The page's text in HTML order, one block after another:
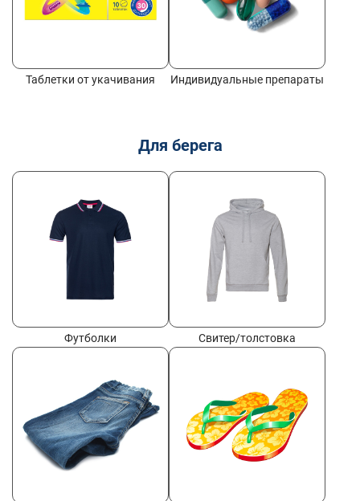
Таблетки от укачивания Индивидуальные препараты
Для берега
Футболки Свитер/толстовка